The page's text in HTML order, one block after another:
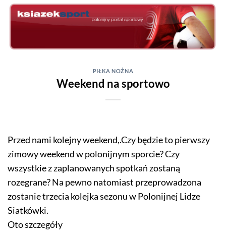
Skip
PIŁKA NOŻNA
Weekend na sportowo
Przed nami kolejny weekend,.Czy będzie to pierwszy
zimowy weekend w polonijnym sporcie? Czy
wszystkie z zaplanowanych spotkań zostaną
rozegrane? Na pewno natomiast przeprowadzona
zostanie trzecia kolejka sezonu w Polonijnej Lidze
Siatkówki.
Oto szczegóły